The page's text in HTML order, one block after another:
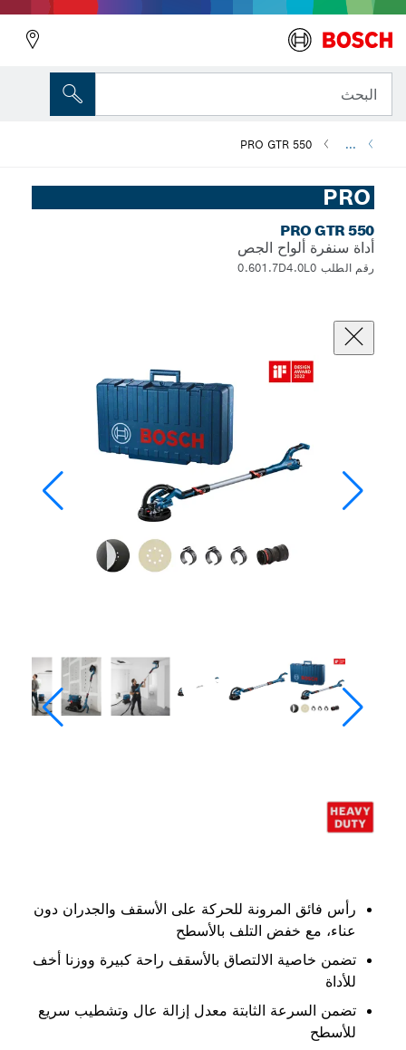
البحث
...
PRO GTR 550
PRO
PRO GTR 550
أداة سنفرة ألواح الجص
رقم الطلب 0.601.7D4.0L0
رأس فائق المرونة للحركة على الأسقف والجدران دون
عناء، مع خفض التلف بالأسطح
تضمن خاصية الالتصاق بالأسقف راحة كبيرة ووزنا أخف
للأداة
تضمن السرعة الثابتة معدل إزالة عال وتشطيب سريع
للأسطح